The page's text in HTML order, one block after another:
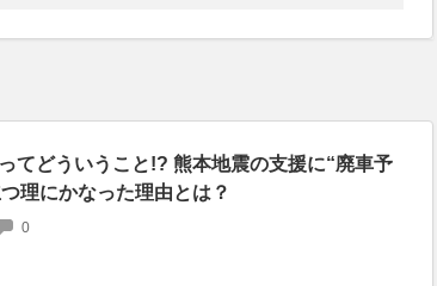
てどういうこと!? 熊本地震の支援に“廃車予
理にかなった理由とは？
0